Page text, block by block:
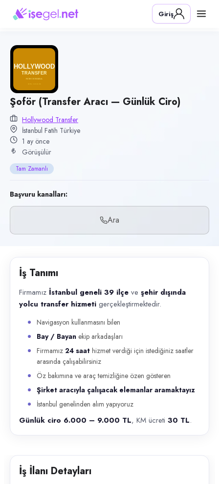
Pozisyon
Şoför (Transfer Aracı — Günlük Ciro)
Hollywood Transfer
Kategori
Lojistik & Taşımacılık
Konum
Fatih, İstanbul
Çalışma şekli
Tam Zamanlı
Yayın tarihi
13 Haziran 2026
Son geçerlilik
11 Eylül 2026
İlan açıklaması
Firmamız İstanbul geneli 39 ilçe ve şehir dışında yolcu transfer
Giriş
Şoför (Transfer Aracı — Günlük Ciro)
Hollywood Transfer
İstanbul Fatih Türkiye
1 ay önce
Görüşülür
Tam Zamanlı
Başvuru kanalları:
Ara
İş Tanımı
Firmamız İstanbul geneli 39 ilçe ve şehir dışında
yolcu transfer hizmeti gerçekleştirmektedir.
Navigasyon kullanmasını bilen
Bay / Bayan ekip arkadaşları
Firmamız 24 saat hizmet verdiği için istediğiniz saatler
arasında çalışabilirsiniz
Öz bakımına ve araç temizliğine özen gösteren
Şirket aracıyla çalışacak elemanlar aramaktayız
İstanbul genelinden alım yapıyoruz
Günlük ciro 6.000 – 9.000 TL, KM ücreti 30 TL.
İş İlanı Detayları